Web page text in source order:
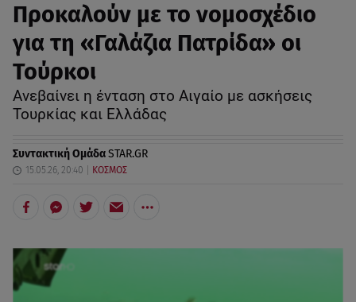
Προκαλούν με το νομοσχέδιο
για τη «Γαλάζια Πατρίδα» οι
Τούρκοι
Ανεβαίνει η ένταση στο Αιγαίο με ασκήσεις
Τουρκίας και Ελλάδας
Συντακτική ΟμάδαSTAR.GR
15.05.26, 20:40 ΚΟΣΜΟΣ